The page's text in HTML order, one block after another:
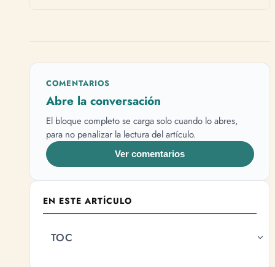
COMENTARIOS
Abre la conversación
El bloque completo se carga solo cuando lo abres,
para no penalizar la lectura del artículo.
Ver comentarios
EN ESTE ARTÍCULO
TOC